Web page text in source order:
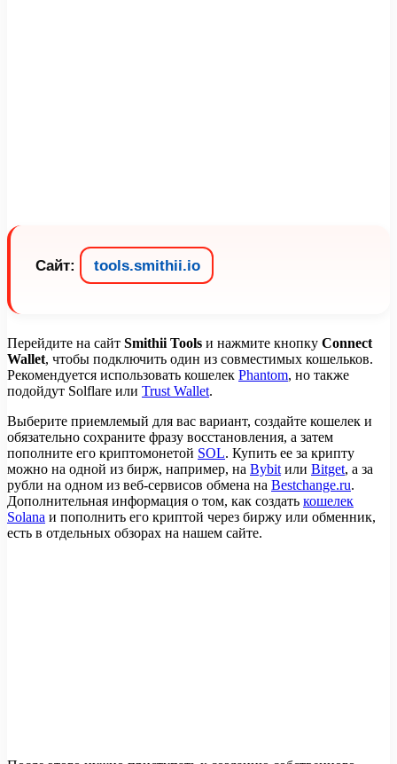
Сайт: tools.smithii.io
Перейдите на сайт Smithii Tools и нажмите кнопку Connect
Wallet, чтобы подключить один из совместимых кошельков.
Рекомендуется использовать кошелек Phantom, но также
подойдут Solflare или Trust Wallet.
Выберите приемлемый для вас вариант, создайте кошелек и
обязательно сохраните фразу восстановления, а затем
пополните его криптомонетой SOL. Купить ее за крипту
можно на одной из бирж, например, на Bybitили Bitget, а за
рубли на одном из веб-сервисов обмена на Bestchange.ru.
Дополнительная информация о том, как создать кошелек
Solana и пополнить его криптой через биржу или обменник,
есть в отдельных обзорах на нашем сайте.